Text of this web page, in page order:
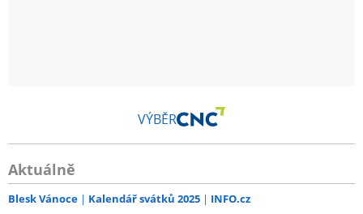
VÝBĚR
Aktuálně
Blesk Vánoce Kalendář svátků 2025 INFO.cz